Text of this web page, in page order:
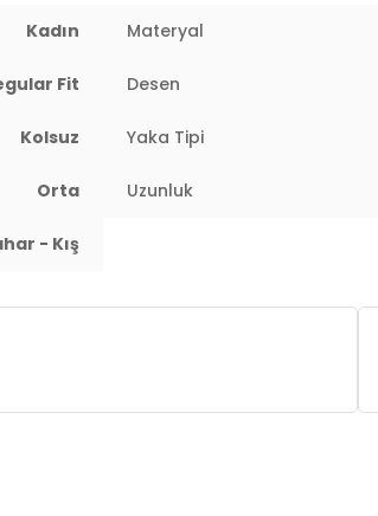
Kadın Materyal
Fit Desen
Kolsuz Yaka Tipi
Orta Uzunluk
- Kış